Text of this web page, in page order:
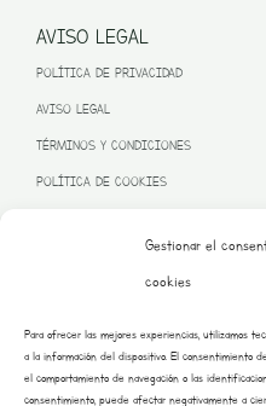
Gestionar el
cookies
Para ofrecer las mejores experiencias, utilizamos
a la información del dispositivo. El consentimiento
el comportamiento de navegación o las
consentimiento, puede afectar negativamente a
AVISO LEGAL
POLÍTICA DE PRIVACIDAD
AVISO LEGAL
TÉRMINOS Y CONDICIONES
POLÍTICA DE COOKIES
– NEXT